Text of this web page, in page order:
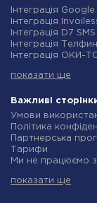
Інтеграція
Інтеграція Binotel
Інтеграція Prom
Інтеграція
Інтеграція OLX
Інтеграція
Інтеграція Stream
Інтеграція
Інтеграція Creatio
Інтеграція
Інтеграція
Інтеграція Airtable
Інтеграція
Інтеграція
Інтеграція D7 SMS
Інтеграція Телфин
Інтеграція ОКИ-
Інтеграція
Інтеграція
Інтеграція
Інтеграція
Інтеграція Infobip
Інтеграція
Інтеграція
Інтеграція
показати ще
Важливі
Умови
Політика
Партнерська
Тарифи
Ми не працюємо
Індивідуальна
показати ще